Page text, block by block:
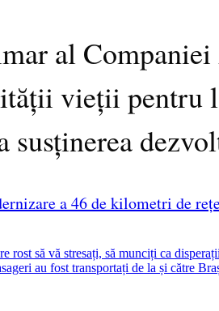
al
vieții
a 46 de kilometri de
rost să vă stresați, să munciți ca
au fost transportați de la și către